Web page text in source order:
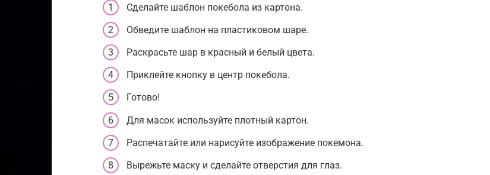
Сделайте шаблон покебола из картона.
Обведите шаблон на пластиковом шаре.
Раскрасьте шар в красный и белый цвета.
Приклейте кнопку в центр покебола.
Готово!
Для масок используйте плотный картон.
Распечатайте или нарисуйте изображение покемона.
Вырежьте маску и сделайте отверстия для глаз.